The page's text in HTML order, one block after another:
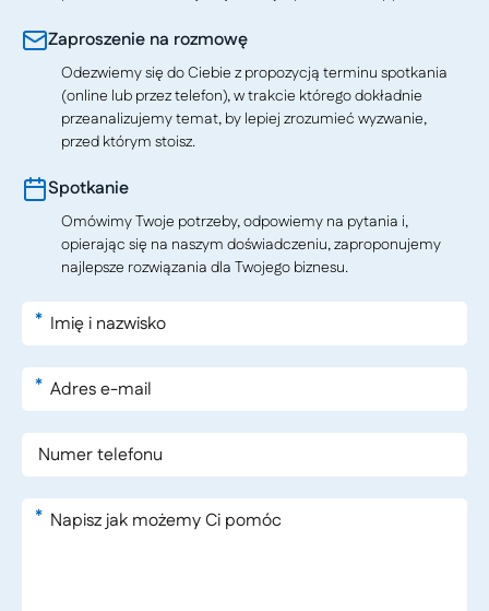
Zaproszenie na rozmowę
Odezwiemy się do Ciebie z propozycją terminu spotkania
(online lub przez telefon), w trakcie którego dokładnie
przeanalizujemy temat, by lepiej zrozumieć wyzwanie,
przed którym stoisz.
Spotkanie
Omówimy Twoje potrzeby, odpowiemy na pytania i,
opierając się na naszym doświadczeniu, zaproponujemy
najlepsze rozwiązania dla Twojego biznesu.
*
*
*